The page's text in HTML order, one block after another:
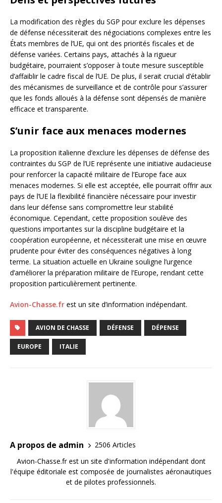
La modification des règles du SGP pour exclure les dépenses
de défense nécessiterait des négociations complexes entre les
États membres de l’UE, qui ont des priorités fiscales et de
défense variées. Certains pays, attachés à la rigueur
budgétaire, pourraient s’opposer à toute mesure susceptible
d’affaiblir le cadre fiscal de l’UE. De plus, il serait crucial d’établir
des mécanismes de surveillance et de contrôle pour s’assurer
que les fonds alloués à la défense sont dépensés de manière
efficace et transparente.
S’unir face aux menaces modernes
La proposition italienne d’exclure les dépenses de défense des
contraintes du SGP de l’UE représente une initiative audacieuse
pour renforcer la capacité militaire de l’Europe face aux
menaces modernes. Si elle est acceptée, elle pourrait offrir aux
pays de l’UE la flexibilité financière nécessaire pour investir
dans leur défense sans compromettre leur stabilité
économique. Cependant, cette proposition soulève des
questions importantes sur la discipline budgétaire et la
coopération européenne, et nécessiterait une mise en œuvre
prudente pour éviter des conséquences négatives à long
terme. La situation actuelle en Ukraine souligne l’urgence
d’améliorer la préparation militaire de l’Europe, rendant cette
proposition particulièrement pertinente.
Avion-Chasse.fr est un site d’information indépendant.
AVION DE CHASSE DÉFENSE DÉPENSE
EUROPE ITALIE
A propos de admin
2506 Articles
Avion-Chasse.fr est un site d'information indépendant dont
l'équipe éditoriale est composée de journalistes aéronautiques
et de pilotes professionnels.